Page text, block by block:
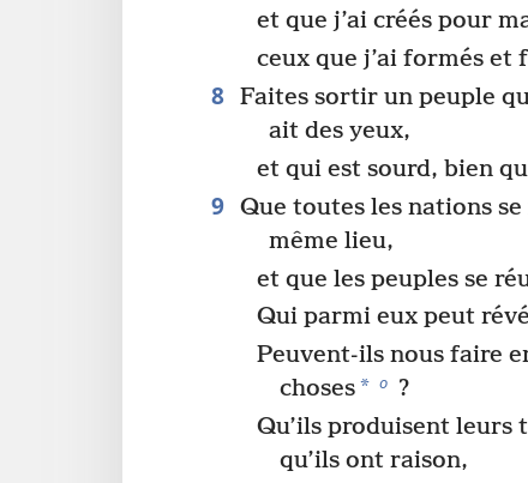
et que j’ai créés pour
ceux que j’ai formés et
8 Faites sortir un peuple
ait des yeux,
et qui est sourd, bien
9 Que toutes les nations
même lieu,
et que les peuples se
Qui parmi eux peut
Peuvent-ils nous faire
choses* o ?
Qu’ils produisent
qu’ils ont raison,